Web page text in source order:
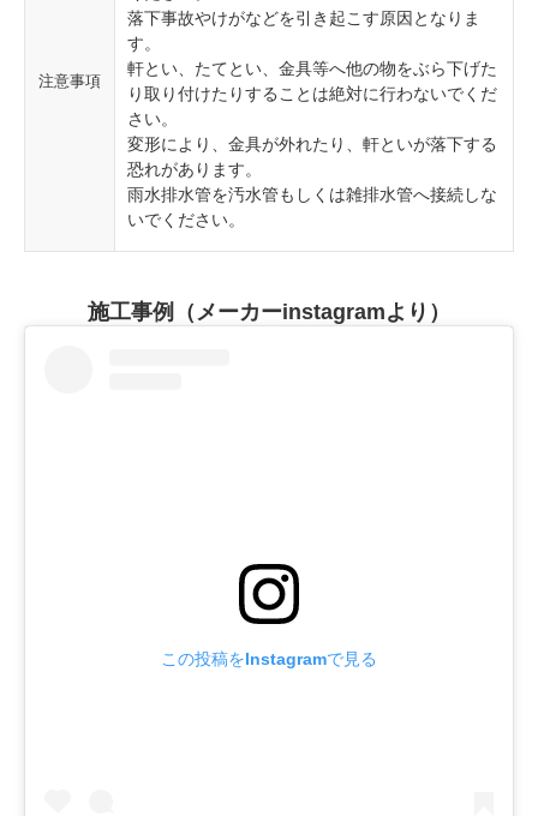
注意事項
落下事故やけがなどを引き起こす原因となりま
す。
軒とい、たてとい、金具等へ他の物をぶら下げた
り取り付けたりすることは絶対に行わないでくだ
さい。
変形により、金具が外れたり、軒といが落下する
恐れがあります。
雨水排水管を汚水管もしくは雑排水管へ接続しな
いでください。
施工事例（メーカーinstagramより）
この投稿をInstagramで見る